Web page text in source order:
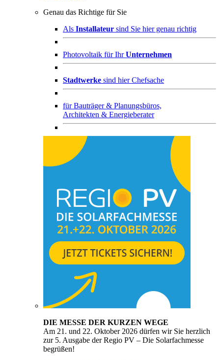
Genau das Richtige für Sie
Als Installateur sind Sie hier genau richtig
Photovoltaik für IhrUnternehmen
Stadtwerke sind hier Chefsache
fürBauträger & Planungsbüros,
Architekten & Energieberater
DIE MESSE DER KURZEN WEGE
Am 21. und 22. Oktober 2026 dürfen wir Sie herzlich
zur 5. Ausgabe der Regio PV – Die Solarfachmesse
begrüßen!